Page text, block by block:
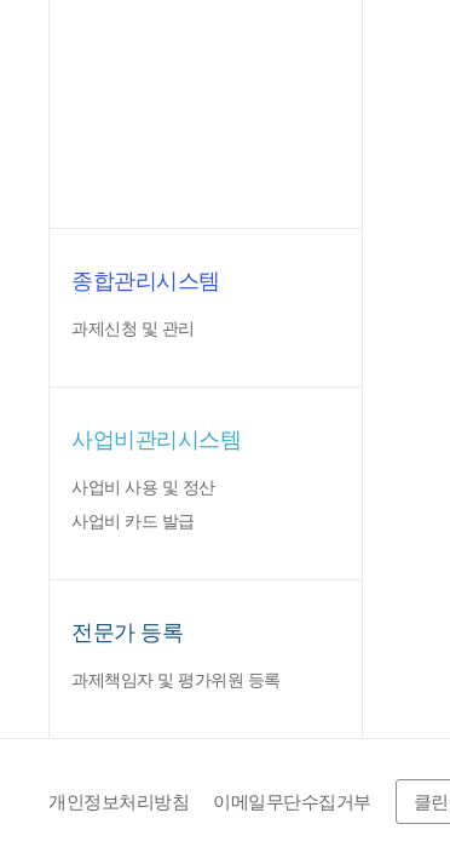
종합관리시스템
과제신청 및 관리
사업비관리시스템
사업비 사용 및 정산
사업비 카드 발급
전문가 등록
과제책임자 및 평가위원 등록
개인정보처리방침 이메일무단수집거부 클